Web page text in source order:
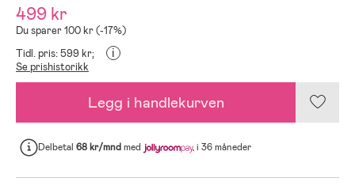
499 kr
Du sparer 100 kr (-17%)
Tidl. pris: 599 kr;
i
Se prishistorikk
Legg i handlekurven
Delbetal 68 kr/mndmed i 36 måneder